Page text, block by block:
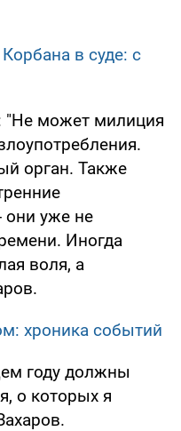
в суде: с
"Не может милиция
орган. Также
уже не
Иногда
воля, а
хроника событий
году должны
о которых я